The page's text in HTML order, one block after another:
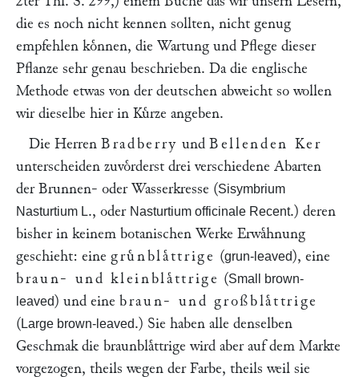
die es noch nicht kennen sollten, nicht genug
empfehlen koͤnnen, die Wartung und Pflege dieser
Pflanze sehr genau beschrieben. Da die englische
Methode etwas von der deutschen abweicht so wollen
wir dieselbe hier in Kuͤrze angeben.
Die Herren Bradberry und Bellenden Ker
unterscheiden zuvoͤrderst drei verschiedene Abarten
der Brunnen- oder Wasserkresse (Sisymbrium
Nasturtium L., oder Nasturtium officinale Recent.) deren
bisher in keinem botanischen Werke Erwaͤhnung
geschieht: eine gruͤnblaͤttrige (grun-leaved), eine
braun- und kleinblaͤttrige (Small brown-
leaved) und eine braun- und großblaͤttrige
(Large brown-leaved.) Sie haben alle denselben
Geschmak die braunblaͤttrige wird aber auf dem Markte
vorgezogen, theils wegen der Farbe, theils weil sie